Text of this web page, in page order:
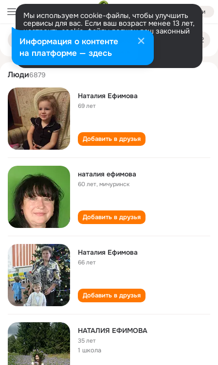
Войти
Мы используем cookie-файлы, чтобы улучшить
сервисы для вас. Если ваш возраст менее 13 лет,
настроить cookie-файлы должен ваш законный
представитель. Больше информации
Разрешить все Настроить
Поиск
людям
nataliya efimova
Люди6879
Наталия Ефимова
69 лет
Добавить в друзья
наталия ефимова
60 лет,мичуринск
Добавить в друзья
Наталия Ефимова
66 лет
Добавить в друзья
НАТАЛИЯ ЕФИМОВА
35 лет
1 школа
Информация о контенте
на платформе — здесь